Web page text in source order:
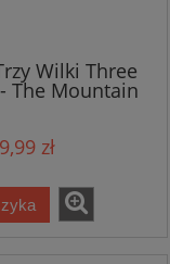
Wilki Three
The Mountain
zł